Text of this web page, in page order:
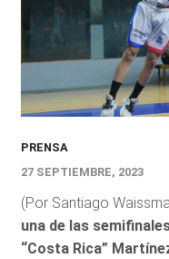
PRENSA
27 SEPTIEMBRE, 2023
(Por Santiago
una de las
“Costa Rica”